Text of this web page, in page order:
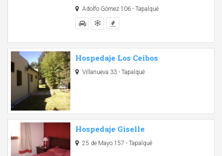
Adolfo Gómez 106 - Tapalqué
Hospedaje Los Ceibos
Villanueva 33 - Tapalqué
Hospedaje Giselle
25 de Mayo 157 - Tapalqué